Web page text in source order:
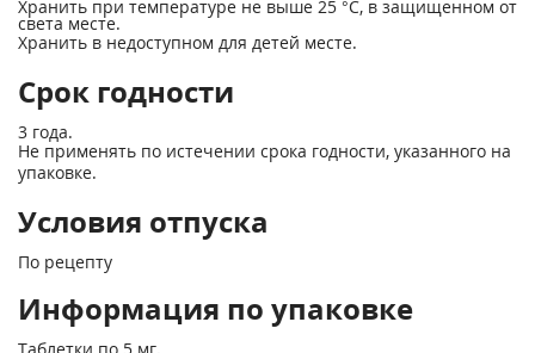
Хранить при температуре не выше 25 °С, в защищенном от
света месте.
Хранить в недоступном для детей месте.
Срок годности
3 года.
Не применять по истечении срока годности, указанного на
упаковке.
Условия отпуска
По рецепту
Информация по упаковке